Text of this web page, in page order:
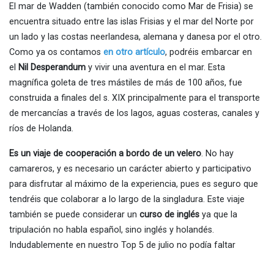
El mar de Wadden (también conocido como Mar de Frisia) se
encuentra situado entre las islas Frisias y el mar del Norte por
un lado y las costas neerlandesa, alemana y danesa por el otro.
Como ya os contamos en otro artículo, podréis embarcar en
el Nil Desperandum y vivir una aventura en el mar. Esta
magnífica goleta de tres mástiles de más de 100 años, fue
construida a finales del s. XIX principalmente para el transporte
de mercancías a través de los lagos, aguas costeras, canales y
ríos de Holanda.
Es un viaje de cooperación a bordo de un velero. No hay
camareros, y es necesario un carácter abierto y participativo
para disfrutar al máximo de la experiencia, pues es seguro que
tendréis que colaborar a lo largo de la singladura. Este viaje
también se puede considerar un curso de inglés ya que la
tripulación no habla español, sino inglés y holandés.
Indudablemente en nuestro Top 5 de julio no podía faltar